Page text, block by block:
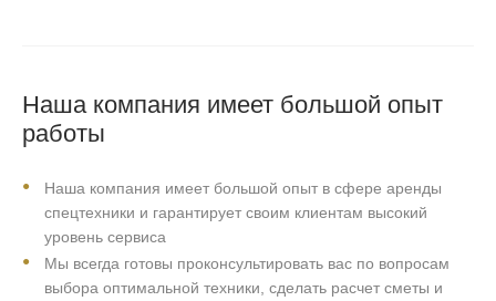
Наша компания имеет большой опыт
работы
Наша компания имеет большой опыт в сфере аренды
спецтехники и гарантирует своим клиентам высокий
уровень сервиса
Мы всегда готовы проконсультировать вас по вопросам
выбора оптимальной техники, сделать расчет сметы и